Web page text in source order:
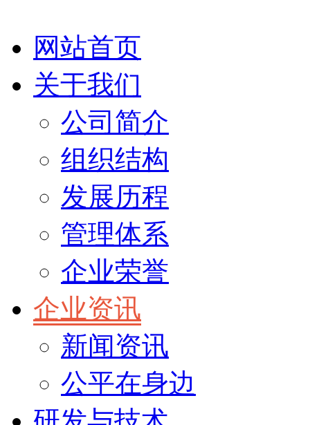
网站首页
关于我们
公司简介
组织结构
发展历程
管理体系
企业荣誉
企业资讯
新闻资讯
公平在身边